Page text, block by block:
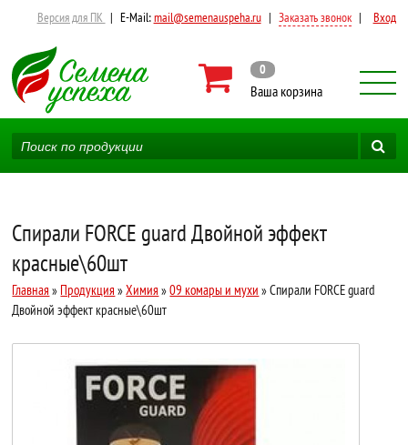
Версия для ПК | E-Mail:mail@semenauspeha.ru | Заказать звонок | Вход
0
Ваша корзина
Спирали FORCE guard Двойной эффект
красные\60шт
Главная » Продукция »Химия »09 комары и мухи » Спирали FORCE guard
Двойной эффект красные\60шт